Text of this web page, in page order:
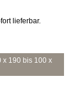
lieferbar.
x 190 bis 100 x